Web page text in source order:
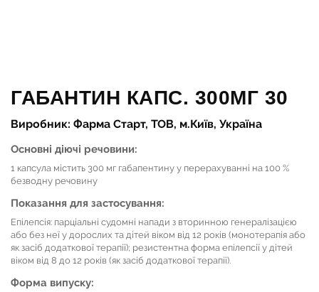
ГАБАНТИН КАПС. 300МГ 30
Виробник: Фарма Старт, ТОВ, м.Київ, Україна
Основні діючі речовини:
1 капсула містить 300 мг габапентину у перерахуванні на 100 %
безводну речовину
Показання для застосування:
Епілепсія: парціальні судомні напади з вторинною генералізацією
або без неї у дорослих та дітей віком від 12 років (монотерапія або
як засіб додаткової терапії); резистентна форма епілепсії у дітей
віком від 8 до 12 років (як засіб додаткової терапії).
Форма випуску: